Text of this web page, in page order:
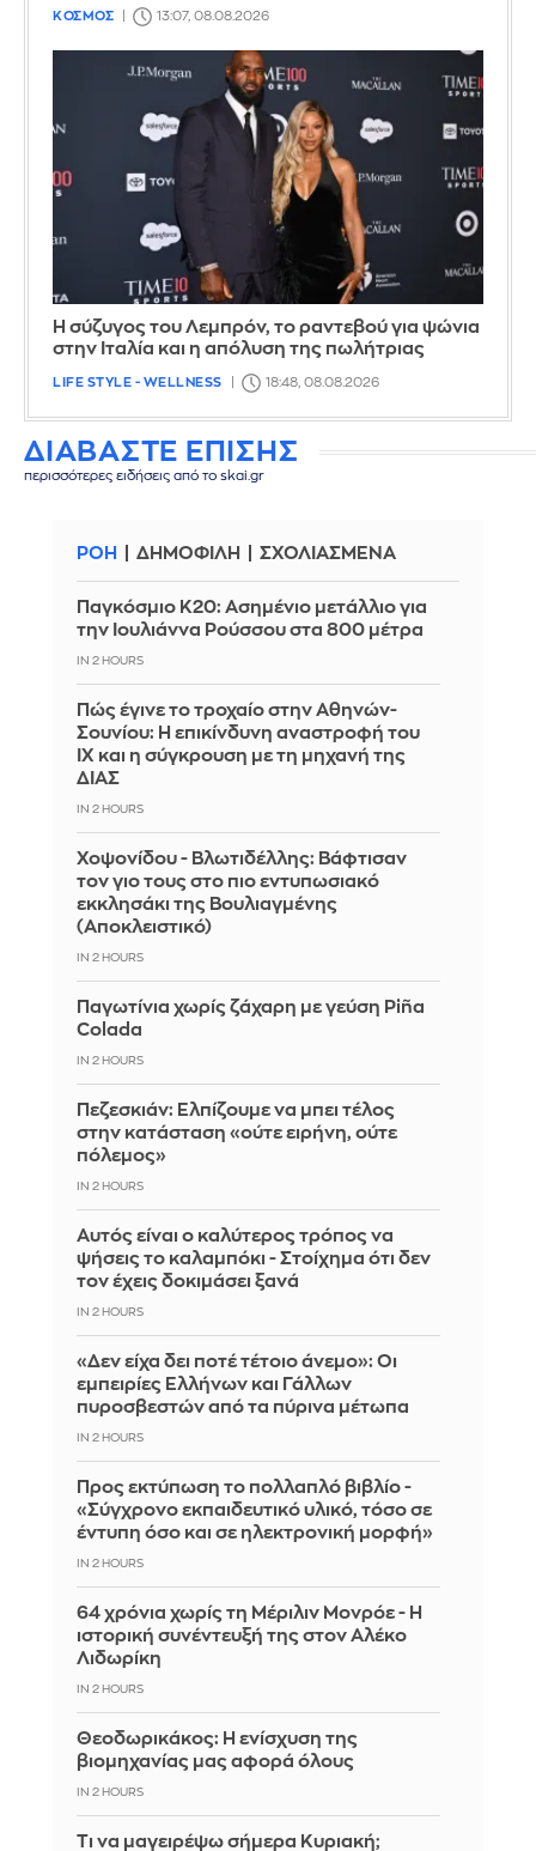
ΚΟΣΜΟΣ 13:07, 08.08.2026
Η σύζυγος του Λεμπρόν, το ραντεβού για ψώνια
στην Ιταλία και η απόλυση της πωλήτριας
LIFE STYLE - WELLNESS 18:48, 08.08.2026
ΔΙΑΒΑΣΤΕ ΕΠΙΣΗΣ
περισσότερες ειδήσεις από το skai.gr
ΡΟΗ ΔΗΜΟΦΙΛΗ ΣΧΟΛΙΑΣΜΕΝΑ
Παγκόσμιο Κ20: Ασημένιο μετάλλιο για
την Ιουλιάννα Ρούσσου στα 800 μέτρα
IN 2 HOURS
Πώς έγινε το τροχαίο στην Αθηνών-
Σουνίου: Η επικίνδυνη αναστροφή του
ΙΧ και η σύγκρουση με τη μηχανή της
ΔΙΑΣ
IN 2 HOURS
Χοψονίδου - Βλωτιδέλλης: Βάφτισαν
τον γιο τους στο πιο εντυπωσιακό
εκκλησάκι της Βουλιαγμένης
(Αποκλειστικό)
IN 2 HOURS
Παγωτίνια χωρίς ζάχαρη με γεύση Piña
Colada
IN 2 HOURS
Πεζεσκιάν: Ελπίζουμε να μπει τέλος
στην κατάσταση «ούτε ειρήνη, ούτε
πόλεμος»
IN 2 HOURS
Αυτός είναι ο καλύτερος τρόπος να
ψήσεις το καλαμπόκι - Στοίχημα ότι δεν
τον έχεις δοκιμάσει ξανά
IN 2 HOURS
«Δεν είχα δει ποτέ τέτοιο άνεμο»: Οι
εμπειρίες Ελλήνων και Γάλλων
πυροσβεστών από τα πύρινα μέτωπα
IN 2 HOURS
Προς εκτύπωση το πολλαπλό βιβλίο -
«Σύγχρονο εκπαιδευτικό υλικό, τόσο σε
έντυπη όσο και σε ηλεκτρονική μορφή»
IN 2 HOURS
64 χρόνια χωρίς τη Μέριλιν Μονρόε - Η
ιστορική συνέντευξή της στον Αλέκο
Λιδωρίκη
IN 2 HOURS
Θεοδωρικάκος: Η ενίσχυση της
βιομηχανίας μας αφορά όλους
IN 2 HOURS
Τι να μαγειρέψω σήμερα Κυριακή;